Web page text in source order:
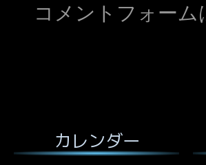
コメントフォー
カレンダー